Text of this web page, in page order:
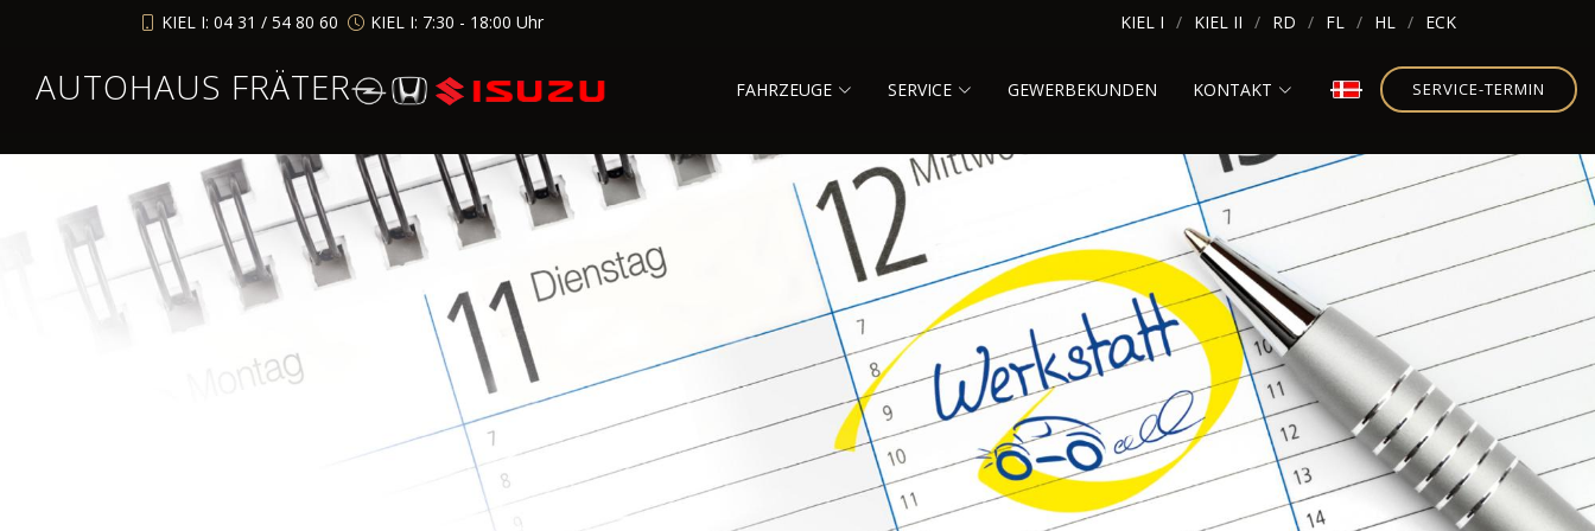
KIEL I: 04 31 / 54 80 60 KIEL I: 7:30 - 18:00 Uhr KIEL I KIEL II RD FL HL ECK
AUTOHAUS FRÄTER FAHRZEUGE SERVICE GEWERBEKUNDEN KONTAKT SERVICE-TERMIN